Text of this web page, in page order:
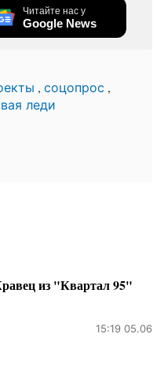
Читайте нас у
Google News
, соцопрос ,
леди
из "Квартал 95"
15:19 05.06